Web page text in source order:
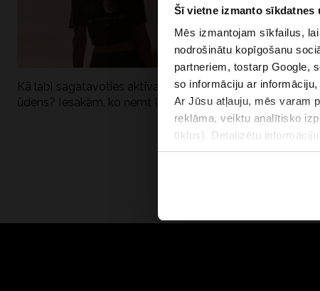
Šī vietne izmanto
Mēs izmantojam sīkfailus,
nodrošinātu kopīgošanu
partneriem, tostarp Google,
so informāciju ar
Ar Jūsu atļauju, mēs varam
reklāma, veiktu analītisko
tīklus). Detalizētu
Kā labi sagatavoties aktīvai dienai pie
ūdens? Iesakām, ko ņemt līdzi
Kāpēc UV
dubultai: UPF